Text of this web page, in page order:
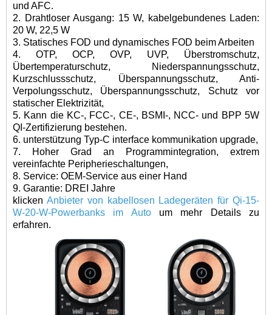
und AFC.
2. Drahtloser Ausgang: 15 W, kabelgebundenes Laden:
20 W, 22,5 W
3. Statisches FOD und dynamisches FOD beim Arbeiten
4. OTP, OCP, OVP, UVP, Überstromschutz,
Übertemperaturschutz, Niederspannungsschutz,
Kurzschlussschutz, Überspannungsschutz, Anti-
Verpolungsschutz, Überspannungsschutz, Schutz vor
statischer Elektrizität,
5. Kann die KC-, FCC-, CE-, BSMI-, NCC- und BPP 5W
QI-Zertifizierung bestehen.
6. unterstützung Typ-C interface kommunikation upgrade,
7. Hoher Grad an Programmintegration, extrem
vereinfachte Peripherieschaltungen,
8. Service: OEM-Service aus einer Hand
9. Garantie: DREI Jahre
klicken Anbieter von kabellosen Ladegeräten für Qi-15-
W-20-W-Powerbanks im Auto
um mehr Details zu
erfahren.